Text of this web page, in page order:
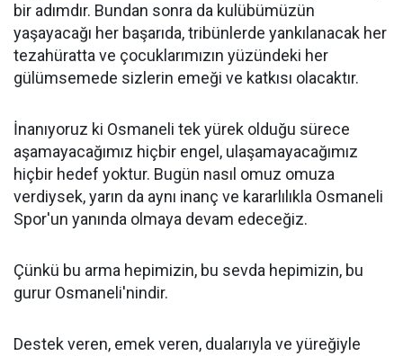
bir adımdır. Bundan sonra da kulübümüzün
yaşayacağı her başarıda, tribünlerde yankılanacak her
tezahüratta ve çocuklarımızın yüzündeki her
gülümsemede sizlerin emeği ve katkısı olacaktır.
İnanıyoruz ki Osmaneli tek yürek olduğu sürece
aşamayacağımız hiçbir engel, ulaşamayacağımız
hiçbir hedef yoktur. Bugün nasıl omuz omuza
verdiysek, yarın da aynı inanç ve kararlılıkla Osmaneli
Spor'un yanında olmaya devam edeceğiz.
Çünkü bu arma hepimizin, bu sevda hepimizin, bu
gurur Osmaneli'nindir.
Destek veren, emek veren, dualarıyla ve yüreğiyle